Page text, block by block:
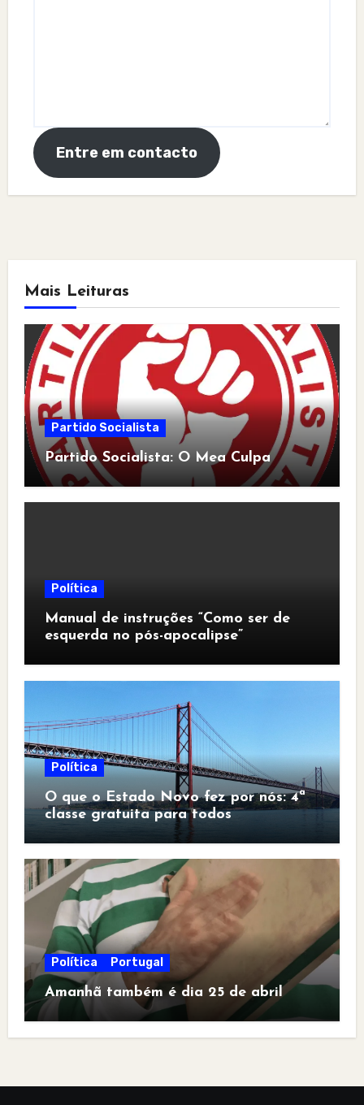
Entre em contacto
Mais Leituras
Partido Socialista
Partido Socialista: O Mea Culpa
Política
Manual de instruções “Como ser de
esquerda no pós-apocalipse”
Política
O que o Estado Novo fez por nós: 4ª
classe gratuita para todos
Política Portugal
Amanhã também é dia 25 de abril